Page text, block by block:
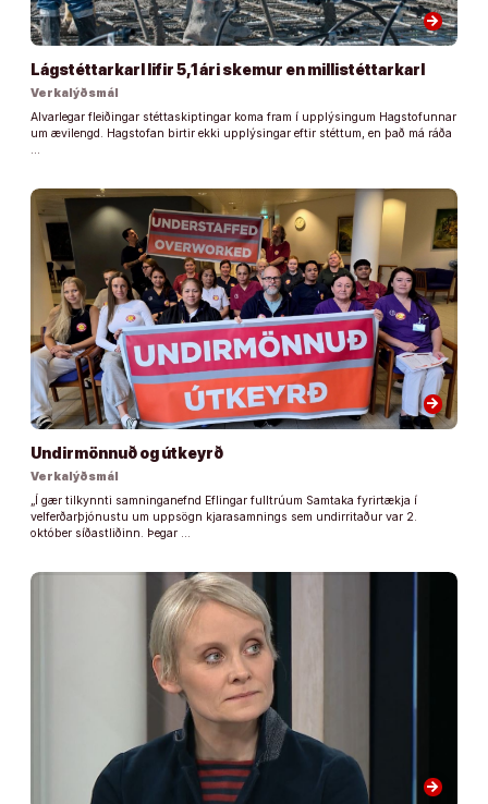
arrow_forward
Lágstéttarkarl lifir 5,1 ári skemur en millistéttarkarl
Verkalýðsmál
Alvarlegar fleiðingar stéttaskiptingar koma fram í upplýsingum Hagstofunnar
um ævilengd. Hagstofan birtir ekki upplýsingar eftir stéttum, en það má ráða
…
arrow_forward
Undirmönnuð og útkeyrð
Verkalýðsmál
„Í gær tilkynnti samninganefnd Eflingar fulltrúum Samtaka fyrirtækja í
velferðarþjónustu um uppsögn kjarasamnings sem undirritaður var 2.
október síðastliðinn. Þegar …
arrow_forward